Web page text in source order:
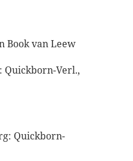
Book van Leew
Quickborn-Verl.,
Quickborn-